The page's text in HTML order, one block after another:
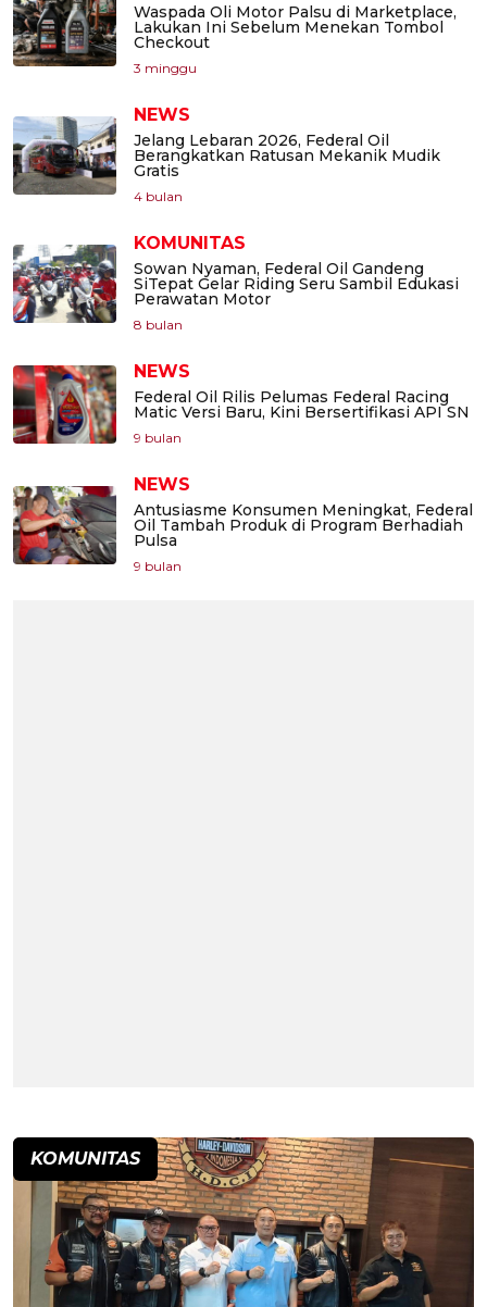
Waspada Oli Motor Palsu di Marketplace,
Lakukan Ini Sebelum Menekan Tombol
Checkout
3 minggu
NEWS
Jelang Lebaran 2026, Federal Oil
Berangkatkan Ratusan Mekanik Mudik
Gratis
4 bulan
KOMUNITAS
Sowan Nyaman, Federal Oil Gandeng
SiTepat Gelar Riding Seru Sambil Edukasi
Perawatan Motor
8 bulan
NEWS
Federal Oil Rilis Pelumas Federal Racing
Matic Versi Baru, Kini Bersertifikasi API SN
9 bulan
NEWS
Antusiasme Konsumen Meningkat, Federal
Oil Tambah Produk di Program Berhadiah
Pulsa
9 bulan
KOMUNITAS